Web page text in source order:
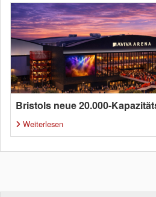
Bristols neue 20.000-
Weiterlesen